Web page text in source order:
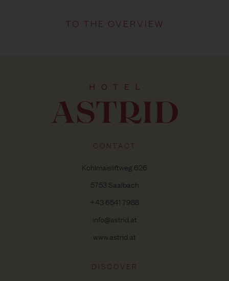
TO THE OVERVIEW
CONTACT
Kohlmaisliftweg 626
5753 Saalbach
+43 6541 7988
info@astrid.at
www.astrid.at
DISCOVER